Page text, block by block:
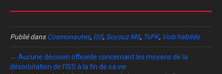
Publié dansCosmonautes, ISS, Soyouz MS, TsPK, Vols habités
← Aucune décision officielle concernant les moyens de la
désorbitation de l’ISS à la fin de sa vie